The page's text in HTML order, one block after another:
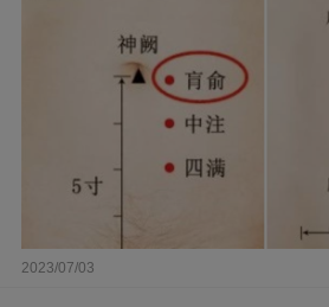
2023/07/03